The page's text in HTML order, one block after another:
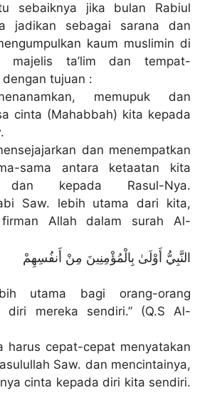
sebaiknya jika bulan Rabiul
jadikan sebagai sarana dan
kaum muslimin di
majelis ta’lim dan tempat-
tujuan :
memupuk dan
cinta (Mahabbah) kita kepada
dan menempatkan
sama antara ketaatan kita
dan kepada Rasul-Nya.
Saw. lebih utama dari kita,
firman Allah dalam surah Al-
النَّبِيُّ أَوْلَىٰ بِالْمُؤْمِنِينَ مِنْ أَنفُسِهِمْ
utama bagi orang-orang
diri mereka sendiri.” (Q.S Al-
harus cepat-cepat menyatakan
Saw. dan mencintainya,
cinta kepada diri kita sendiri.